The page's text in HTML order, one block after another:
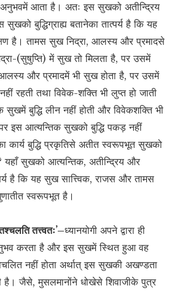
अनुभवमें आता है। अतः इस सुखको अतीन्द्रिय
सुखको बुद्धिग्राह्य बतानेका तात्पर्य है कि यह
है। तामस सुख निद्रा, आलस्य और प्रमादसे
(सुषुप्ति) में सुख तो मिलता है, पर उसमें
आलस्य और प्रमादमें भी सुख होता है, पर उसमें
रहती तथा विवेक-शक्ति भी लुप्त हो जाती
बुद्धि लीन नहीं होती और विवेकशक्ति भी
इस आत्यन्तिक सुखको बुद्धि पकड़ नहीं
कार्य बुद्धि प्रकृतिसे अतीत स्वरूपभूत सुखको
सुखको आत्यन्तिक, अतीन्द्रिय और
है कि यह सुख सात्त्विक, राजस और तामस
स्वरूपभूत है।
तत्त्वतः’–ध्यानयोगी अपने द्वारा ही
करता है और इस सुखमें स्थित हुआ वह
नहीं होता अर्थात् इस सुखकी अखण्डता
है। जैसे, मुसलमानोंने धोखेसे शिवाजीके पुत्र